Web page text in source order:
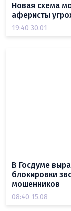
Новая схема
аферисты
19:40 30.01
В Госдуме
блокировки
мошенников
08:40 15.08